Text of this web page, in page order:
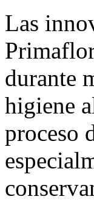
Las
durante
higiene
proceso